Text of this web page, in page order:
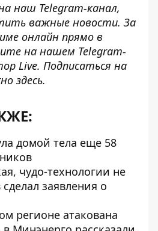
наш Telegram-канал,
важные новости. За
онлайн прямо в
на нашем Telegram-
Live. Подписаться на
здесь.
домой тела еще 58
чудо-технологии не
заявления о
регионе атакована